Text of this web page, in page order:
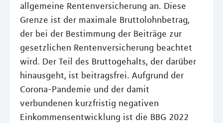
allgemeine Rentenversicherung an. Diese
Grenze ist der maximale Bruttolohnbetrag,
der bei der Bestimmung der Beiträge zur
gesetzlichen Rentenversicherung beachtet
wird. Der Teil des Bruttogehalts, der darüber
hinausgeht, ist beitragsfrei. Aufgrund der
Corona-Pandemie und der damit
verbundenen kurzfristig negativen
Einkommensentwicklung ist die BBG 2022